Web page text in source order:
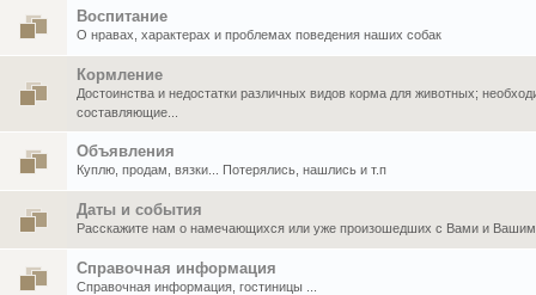
Воспитание
О нравах, характерах и проблемах поведения наших собак
Кормление
Достоинства и недостатки различных видов корма для животных;
составляющие...
Объявления
Куплю, продам, вязки... Потерялись, нашлись и т.п
Даты и события
Расскажите нам о намечающихся или уже произошедших с Вами и
Справочная информация
Справочная информация, гостиницы ...